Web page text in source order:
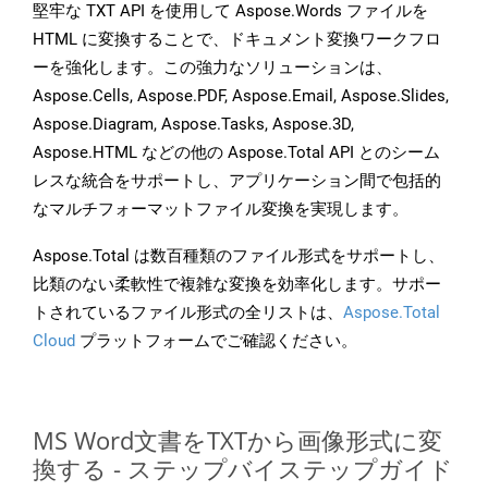
堅牢な TXT API を使用して Aspose.Words ファイルを
HTML に変換することで、ドキュメント変換ワークフロ
ーを強化します。この強力なソリューションは、
Aspose.Cells, Aspose.PDF, Aspose.Email, Aspose.Slides,
Aspose.Diagram, Aspose.Tasks, Aspose.3D,
Aspose.HTML などの他の Aspose.Total API とのシーム
レスな統合をサポートし、アプリケーション間で包括的
なマルチフォーマットファイル変換を実現します。
Aspose.Total は数百種類のファイル形式をサポートし、
比類のない柔軟性で複雑な変換を効率化します。サポー
トされているファイル形式の全リストは、 Aspose.Total
Cloud プラットフォームでご確認ください。
MS Word文書をTXTから画像形式に変
換する - ステップバイステップガイド